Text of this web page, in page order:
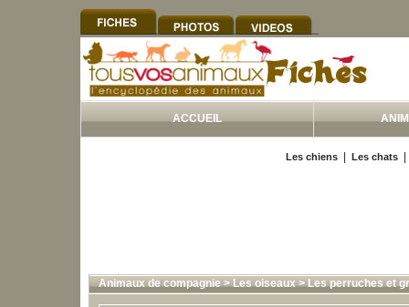
ACCUEIL
Les chiens Les chats
Animaux de compagnie>Les oiseaux>Les perruches et